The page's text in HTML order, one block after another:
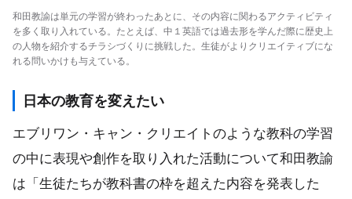
和田教諭は単元の学習が終わったあとに、その内容に関わるアクティビティ
を多く取り入れている。たとえば、中１英語では過去形を学んだ際に歴史上
の人物を紹介するチラシづくりに挑戦した。生徒がよりクリエイティブにな
れる問いかけも与えている。
日本の教育を変えたい
エブリワン・キャン・クリエイトのような教科の学習
の中に表現や創作を取り入れた活動について和田教諭
は「生徒たちが教科書の枠を超えた内容を発表した